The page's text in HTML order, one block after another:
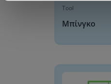
Tool
Μπίνγκο